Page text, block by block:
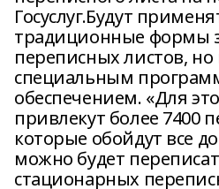
Госуслуг.Будут
традиционные формы
переписных листов,
специальным
обеспечением. «Для
привлекут более 7400
которые обойдут все
можно будет
стационарных